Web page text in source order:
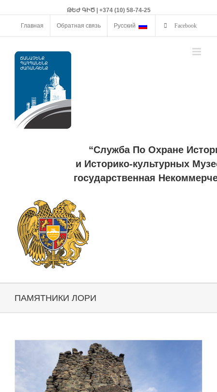
ԹԵԺ ԳԻԾ | +374 (10) 58-74-25
Главная Обратная связь Русский Facebook
“Служба По Охране
и Историко-культурных
государственная
ПАМЯТНИКИ ЛОРИ